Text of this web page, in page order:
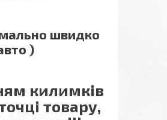
швидко
)
килимків
товару,